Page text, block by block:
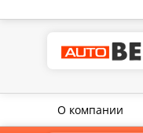
О компании